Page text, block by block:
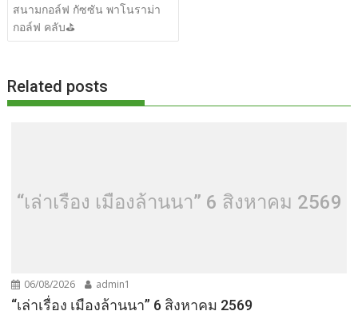
สนามกอล์ฟ กัซซัน พาโนราม่า
กอล์ฟ คลับ⛳️
Related posts
“เล่าเรื่อง เมืองล้านนา” 6 สิงหาคม 2569
06/08/2026 admin1
“เล่าเรื่อง เมืองล้านนา” 6 สิงหาคม 2569